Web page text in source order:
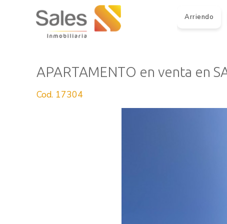
Arriendo
APARTAMENTO en venta en
Cod. 17304